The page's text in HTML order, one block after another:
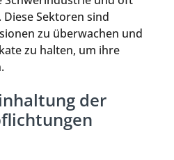
Sektoren sind
zu überwachen und
zu halten, um ihre
der